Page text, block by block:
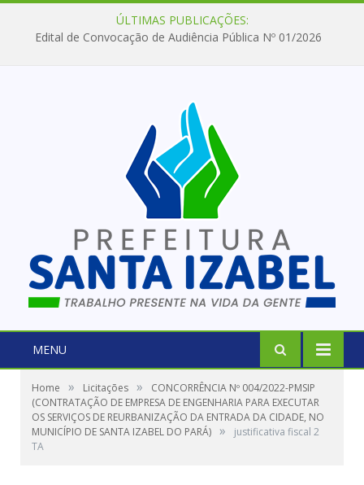
ÚLTIMAS PUBLICAÇÕES:
Edital de Convocação de Audiência Pública Nº 01/2026
MENU
Home » Licitações »
CONCORRÊNCIA Nº 004/2022-PMSIP
(CONTRATAÇÃO DE EMPRESA DE ENGENHARIA PARA EXECUTAR
OS SERVIÇOS DE REURBANIZAÇÃO DA ENTRADA DA CIDADE, NO
MUNICÍPIO DE SANTA IZABEL DO PARÁ) »
justificativa fiscal 2
TA